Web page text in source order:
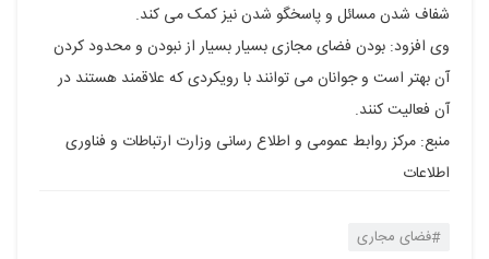
شفاف شدن مسائل و پاسخگو شدن نیز کمک می کند.
وی افزود: بودن فضای مجازی بسیار بسیار از نبودن و محدود کردن
آن بهتر است و جوانان می توانند با رویکردی که علاقمند هستند در
آن فعالیت کنند.
منبع: مرکز روابط عمومی و اطلاع رسانی وزارت ارتباطات و فناوری
اطلاعات
فضای مجاری